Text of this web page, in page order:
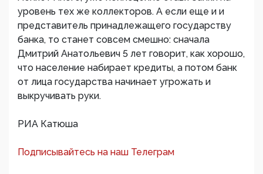
уровень тех же коллекторов. А если еще и и
представитель принадлежащего государству
банка, то станет совсем смешно: сначала
Дмитрий Анатольевич 5 лет говорит, как хорошо,
что население набирает кредиты, а потом банк
от лица государства начинает угрожать и
выкручивать руки.
РИА Катюша
Подписывайтесь на наш Телеграм